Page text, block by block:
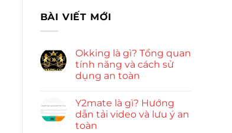
BÀI VIẾT MỚI
Okking là gì? Tổng quan
tính năng và cách sử
dụng an toàn
Y2mate là gì? Hướng
dẫn tải video và lưu ý an
toàn